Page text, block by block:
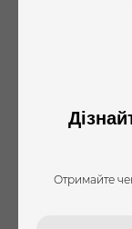
Отримайте